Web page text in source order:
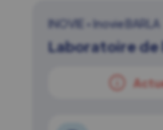
INOVIE • Inovie BARLA
Laboratoire de